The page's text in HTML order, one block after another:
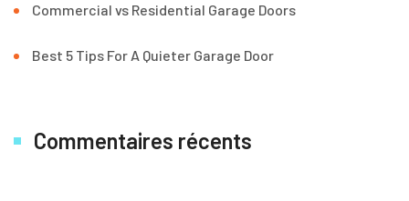
Commercial vs Residential Garage Doors
Best 5 Tips For A Quieter Garage Door
Commentaires récents